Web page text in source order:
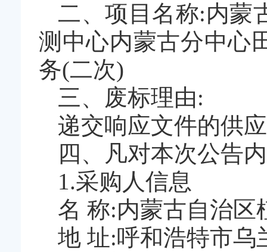
二、项目名称:内蒙
测中心内蒙古分中心
务(二次)
三、 废标理由:
递交响应文件的供
四 、凡对本次公告
1.采购人信息
名 称:内蒙古自治区
地 址:呼和浩特市乌